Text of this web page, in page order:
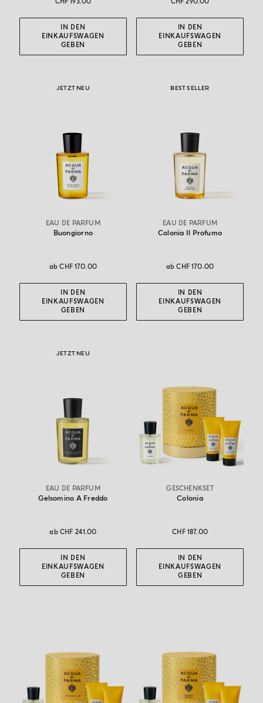
IN DEN
EINKAUFSWAGEN
GEBEN
IN DEN
EINKAUFSWAGEN
GEBEN
JETZT NEU
EAU DE PARFUM
Buongiorno
abCHF 170.00
IN DEN
EINKAUFSWAGEN
GEBEN
BEST SELLER
EAU DE PARFUM
Colonia Il Profumo
abCHF 170.00
IN DEN
EINKAUFSWAGEN
GEBEN
JETZT NEU
EAU DE PARFUM
Gelsomino A Freddo
ab CHF 241.00
IN DEN
EINKAUFSWAGEN
GEBEN
GESCHENKSET
Colonia
CHF 187.00
IN DEN
EINKAUFSWAGEN
GEBEN